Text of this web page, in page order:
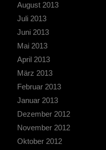
August 2013
Juli 2013
Juni 2013
Mai 2013
April 2013
März 2013
Februar 2013
Januar 2013
Dezember 2012
November 2012
Oktober 2012